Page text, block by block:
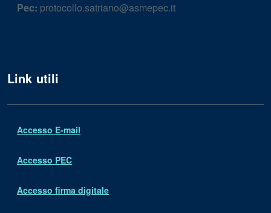
Pec: protocollo.satriano@asmepec.it
Link utili
Accesso E-mail
Accesso PEC
Accesso firma digitale